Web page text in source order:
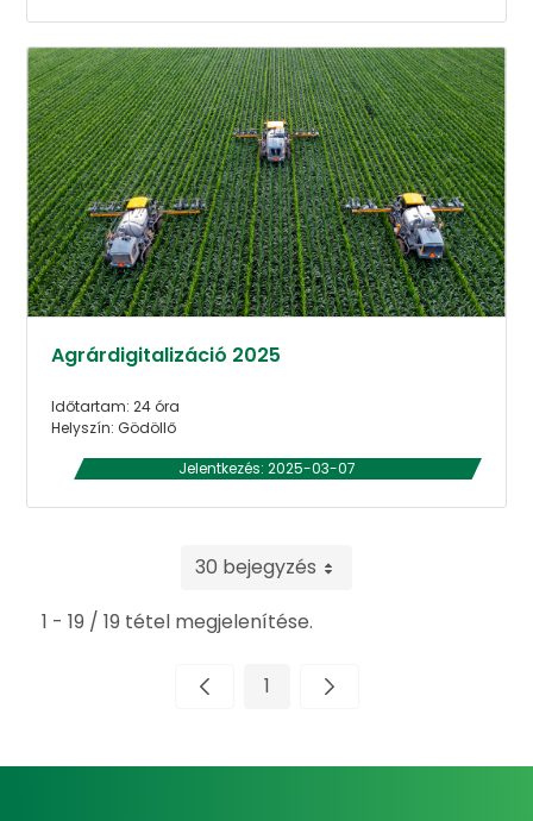
Agrárdigitalizáció 2025
Időtartam: 24 óra
Helyszín: Gödöllő
Jelentkezés: 2025-03-07
30 bejegyzés
1 - 19 / 19 tétel megjelenítése.
Oldal
1